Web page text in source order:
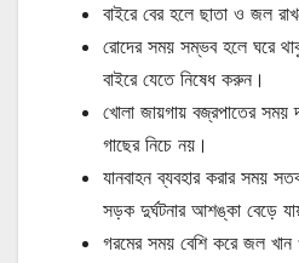
বাইরে বের হলে ছাতা ও জল
রোদের সময় সম্ভব হলে ঘরে
বাইরে যেতে নিষেধ করুন।
খোলা জায়গায় বজ্রপাতের সময়
গাছের নিচে নয়।
যানবাহন ব্যবহার করার সময়
সড়ক দুর্ঘটনার আশঙ্কা বেড়ে
গরমের সময় বেশি করে জল খান